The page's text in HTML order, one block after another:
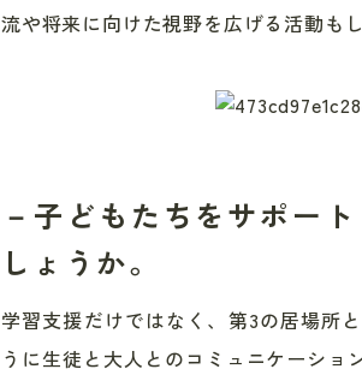
流や将来に向けた視野を広げる活動も
－子どもたちをサポー
しょうか。
学習支援だけではなく、第3の居場所
うに生徒と大人とのコミュニケーショ